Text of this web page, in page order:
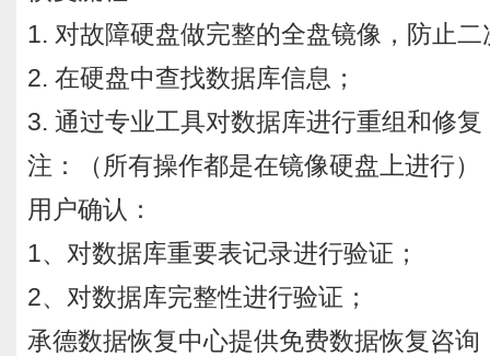
1. 对故障硬盘做完整的全盘镜像，防止
2. 在硬盘中查找数据库信息；
3. 通过专业工具对数据库进行重组和修复
注：（所有操作都是在镜像硬盘上进行）
用户确认：
1、对数据库重要表记录进行验证；
2、对数据库完整性进行验证；
承德数据恢复中心提供免费数据恢复咨询